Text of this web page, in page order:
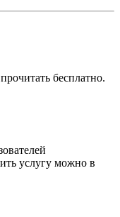
бесплатно.
услугу можно в